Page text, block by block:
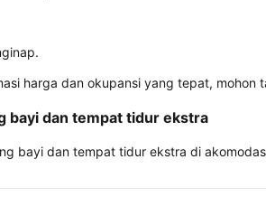
harga dan okupansi yang tepat,
bayi dan tempat tidur ekstra
bayi dan tempat tidur ekstra di